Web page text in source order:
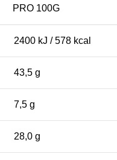
PRO 100G
2400 kJ / 578 kcal
43,5 g
7,5 g
28,0 g